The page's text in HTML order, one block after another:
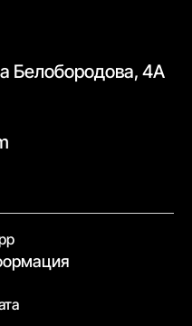
Белобородова, 4А